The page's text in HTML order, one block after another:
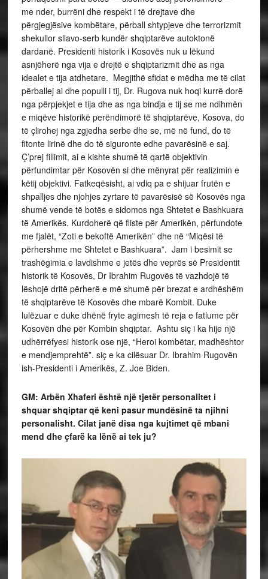
me nder, burrëni dhe respekt i të drejtave dhe
përgjegjësive kombëtare, përball shtypjeve dhe terrorizmit
shekullor sllavo-serb kundër shqiptarëve autoktonë
dardanë. Presidenti historik i Kosovës nuk u lëkund
asnjëherë nga vija e drejtë e shqiptarizmit dhe as nga
idealet e tija atdhetare. Megjithë sfidat e mëdha me të cilat
përballej ai dhe populli i tij, Dr. Rugova nuk hoqi kurrë dorë
nga përpjekjet e tija dhe as nga bindja e tij se me ndihmën
e miqëve historikë perëndimorë të shqiptarëve, Kosova, do
të çlirohej nga zgjedha serbe dhe se, më në fund, do të
fitonte lirinë dhe do të siguronte edhe pavarësinë e saj.
Ç’prej fillimit, ai e kishte shumë të qartë objektivin
përfundimtar për Kosovën si dhe mënyrat për realizimin e
këtij objektivi. Fatkeqësisht, ai vdiq pa e shijuar frutën e
shpalljes dhe njohjes zyrtare të pavarësisë së Kosovës nga
shumë vende të botës e sidomos nga Shtetet e Bashkuara
të Amerikës. Kurdoherë që fliste për Amerikën, përfundote
me fjalët, “Zoti e bekoftë Amerikën” dhe në “Miqësi të
përhershme me Shtetet e Bashkuara”. Jam i besimit se
trashëgimia e lavdishme e jetës dhe veprës së Presidentit
historik të Kosovës, Dr Ibrahim Rugovës të vazhdojë të
lëshojë dritë përherë e më shumë për brezat e ardhëshëm
të shqiptarëve të Kosovës dhe mbarë Kombit. Duke
lulëzuar e duke dhënë fryte agimesh të reja e fatlume për
Kosovën dhe për Kombin shqiptar. Ashtu siç i ka hije një
udhërrëfyesi historik ose një, “Heroi kombëtar, madhështor
e mendjemprehtë”. siç e ka cilësuar Dr. Ibrahim Rugovën
ish-Presidenti i Amerikës, Z. Joe Biden.
GM: Arbën Xhaferi është një tjetër personalitet i
shquar shqiptar që keni pasur mundësinë ta njihni
personalisht. Cilat janë disa nga kujtimet që mbani
mend dhe çfarë ka lënë ai tek ju?